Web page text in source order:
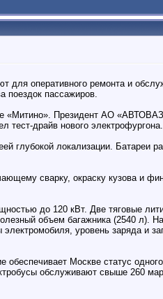
для оперативного ремонта и
поездок пассажиров.
«Митино». Президент АО
тест-драйв нового электрофургона.
глубокой локализации. Батареи
сварку, окраску кузова и
до 120 кВт. Две тяговые
объем багажника (2540 л).
уровень заряда и
обеспечивает Москве статус
обслуживают свыше 260